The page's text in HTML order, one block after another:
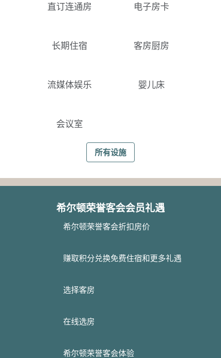
直订连通房 电子房卡
长期住宿 客房厨房
流媒体娱乐 婴儿床
会议室
所有设施
希尔顿荣誉客会会员礼遇
希尔顿荣誉客会折扣房价
赚取积分兑换免费住宿和更多礼遇
选择客房
在线选房
希尔顿荣誉客会体验